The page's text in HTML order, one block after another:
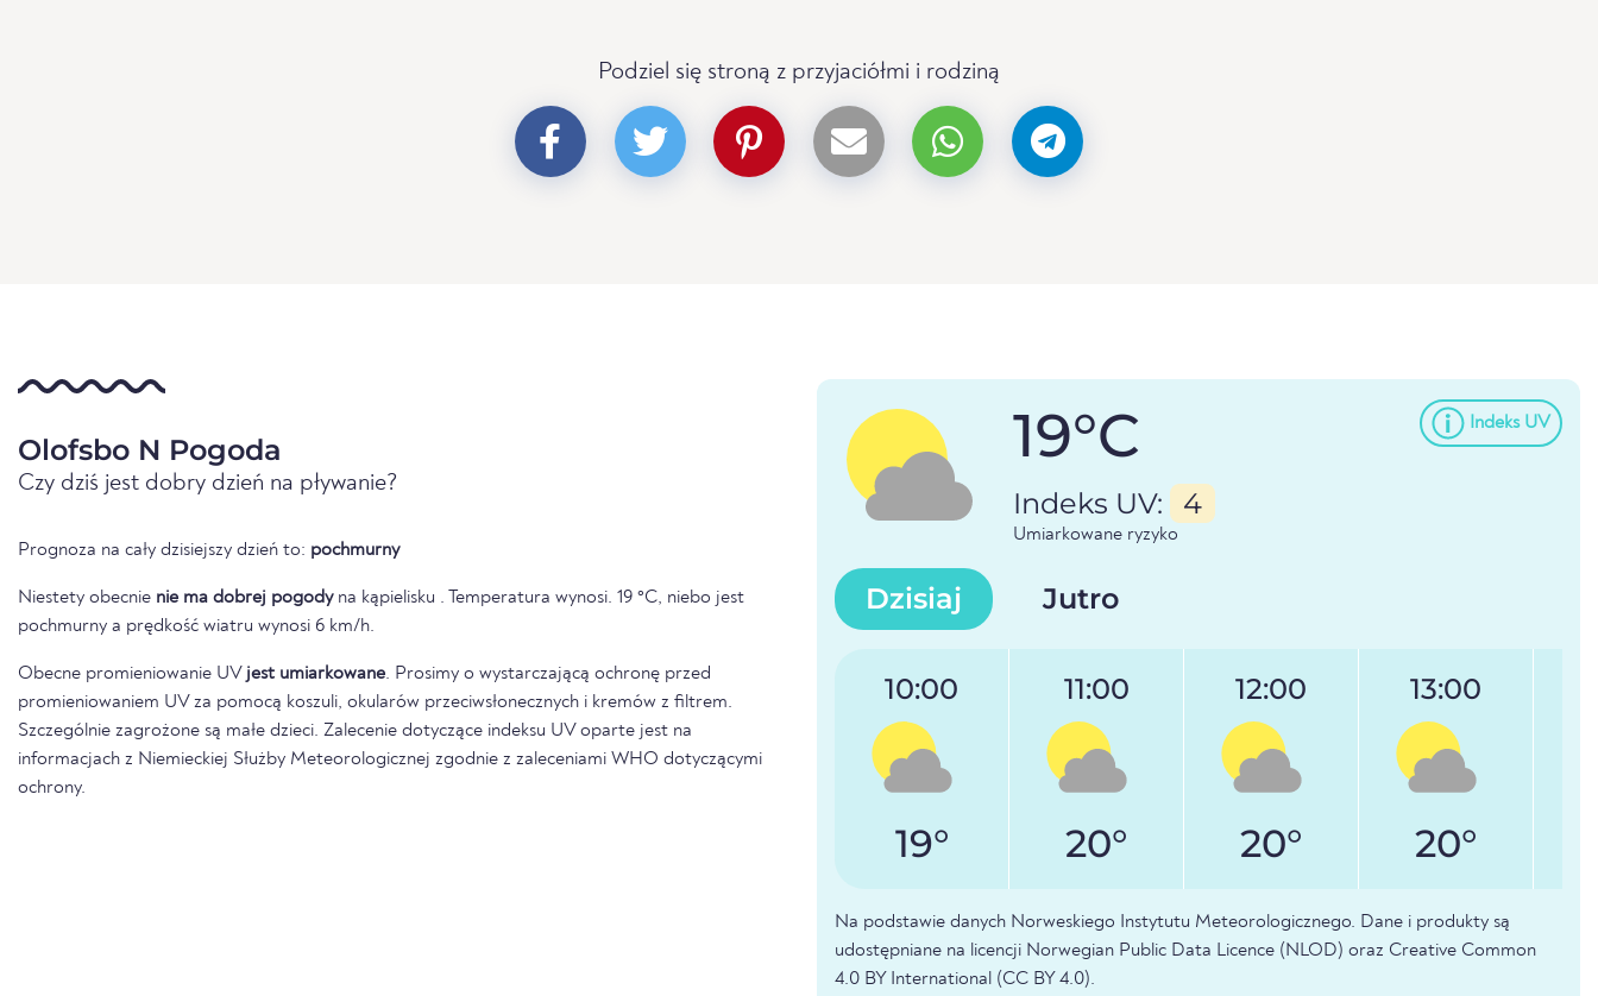
Podziel się stroną z przyjaciółmi i rodziną
Olofsbo N Pogoda
Czy dziś jest dobry dzień na pływanie?
Prognoza na cały dzisiejszy dzień to: pochmurny
Niestety obecnie nie ma dobrej pogodyna kąpielisku . Temperatura wynosi. 19 °C, niebo jest
pochmurny a prędkość wiatru wynosi 6 km/h.
Obecne promieniowanie UV jest umiarkowane. Prosimy o wystarczającą ochronę przed
promieniowaniem UV za pomocą koszuli, okularów przeciwsłonecznych i kremów z filtrem.
Szczególnie zagrożone są małe dzieci. Zalecenie dotyczące indeksu UV oparte jest na
informacjach z Niemieckiej Służby Meteorologicznej zgodnie z zaleceniami WHO dotyczącymi
ochrony.
Indeks UV
19°C
Indeks UV: 4
Umiarkowane ryzyko
Dzisiaj Jutro
10:00
19°
11:00
20°
12:00
20°
13:00
20°
Na podstawie danych Norweskiego Instytutu Meteorologicznego. Dane i produkty są
udostępniane na licencji Norwegian Public Data Licence (NLOD) oraz Creative Common
4.0 BY International (CC BY 4.0).